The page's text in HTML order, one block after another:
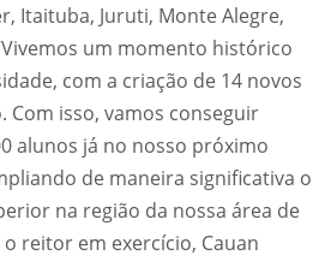
Itaituba, Juruti, Monte Alegre,
um momento histórico
com a criação de 14 novos
Com isso, vamos conseguir
alunos já no nosso próximo
de maneira significativa o
na região da nossa área de
reitor em exercício, Cauan